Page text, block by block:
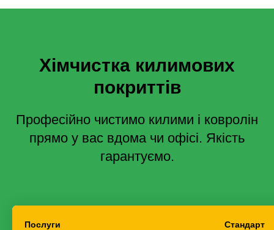
Хімчистка килимових
покриттів
Професійно чистимо килими і ковролін
прямо у вас вдома чи офісі. Якість
гарантуємо.
Послуги Стандарт